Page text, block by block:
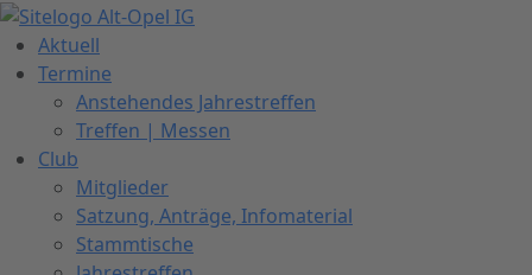
Zum
Inhalt
springen
Aktuell
Termine
Anstehendes Jahrestreffen
Treffen | Messen
Club
Mitglieder
Satzung, Anträge, Infomaterial
Stammtische